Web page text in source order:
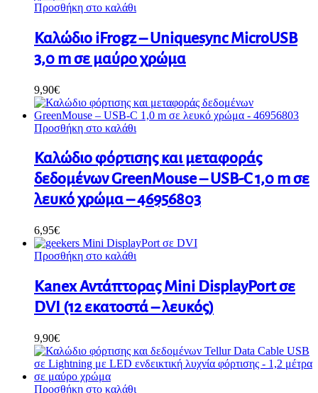
Προσθήκη στο καλάθι
Καλώδιο iFrogz – Uniquesync MicroUSB
3,0 m σε μαύρο χρώμα
9,90€
Προσθήκη στο καλάθι
Καλώδιο φόρτισης και μεταφοράς
δεδομένων GreenMouse – USB-C 1,0 m σε
λευκό χρώμα – 46956803
6,95€
Προσθήκη στο καλάθι
Kanex Αντάπτορας Mini DisplayPort σε
DVI (12 εκατοστά – λευκός)
9,90€
Προσθήκη στο καλάθι